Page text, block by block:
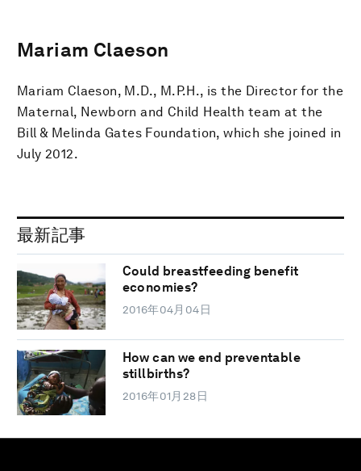
Mariam Claeson
Mariam Claeson, M.D., M.P.H., is the Director for the
Maternal, Newborn and Child Health team at the
Bill & Melinda Gates Foundation, which she joined in
July 2012.
最新記事
Could breastfeeding benefit
economies?
2016年04月04日
How can we end preventable
stillbirths?
2016年01月28日